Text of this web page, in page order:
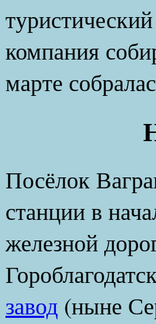
компания
марте
Посёлок
станции в
железной
завод (ныне